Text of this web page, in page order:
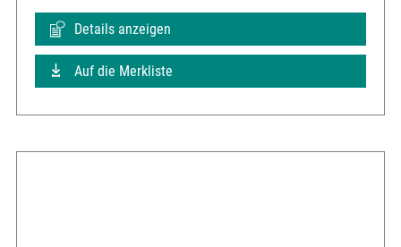
Details anzeigen
Auf die Merkliste